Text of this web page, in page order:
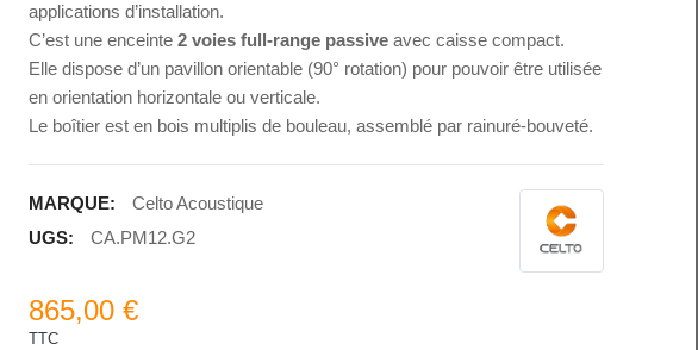
applications d’installation.
C’est une enceinte2 voies full-range passive avec caisse compact.
Elle dispose d’un pavillon orientable (90° rotation) pour pouvoir être utilisée
en orientation horizontale ou verticale.
Le boîtier est en bois multiplis de bouleau, assemblé par rainuré-bouveté.
MARQUE:
Celto Acoustique
UGS:
CA.PM12.G2
865,00 €
TTC